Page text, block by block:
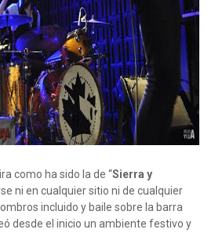
como ha sido la de “Sierra y
ni en cualquier sitio ni de cualquier
incluido y baile sobre la barra
desde el inicio un ambiente festivo y